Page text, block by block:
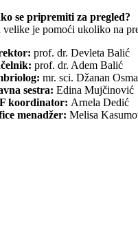
se pripremiti za pregled?
velike je pomoći ukoliko na
prof. dr. Devleta Balić
prof. dr. Adem Balić
mr. sci. Džanan
sestra: Edina Mujčinović
koordinator: Arnela Dedić
menadžer: Melisa